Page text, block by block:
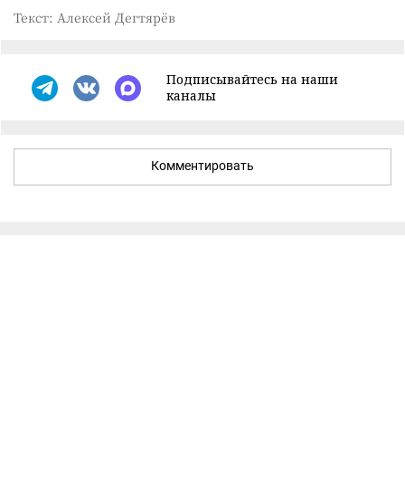
Текст: Алексей Дегтярёв
Подписывайтесь на наши
каналы
Комментировать